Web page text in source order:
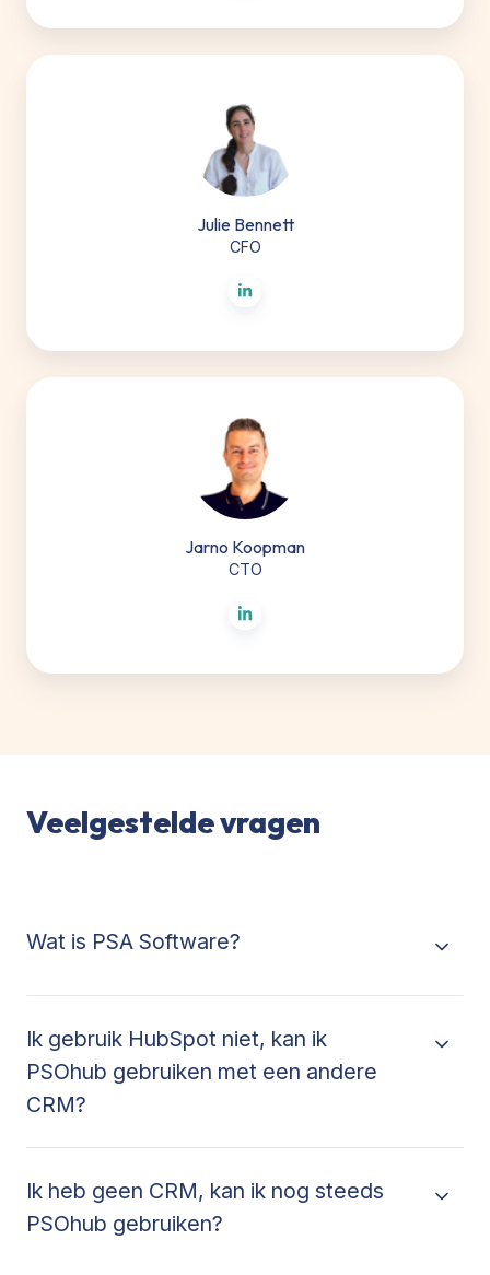
Julie Bennett
CFO
Koopman
Jarno Koopman
CTO
Veelgestelde vragen
Wat is PSA Software?
Ik gebruik HubSpot niet, kan ik
PSOhub gebruiken met een andere
CRM?
Ik heb geen CRM, kan ik nog steeds
PSOhub gebruiken?